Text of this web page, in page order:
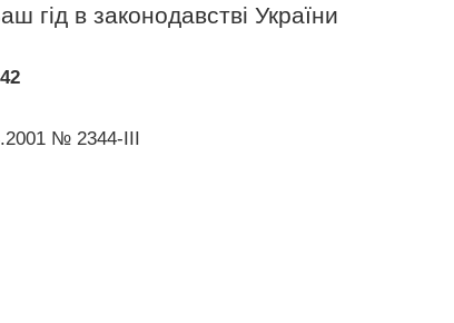
гід в законодавстві України
№ 2344-III